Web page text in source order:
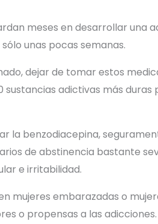
meses en desarrollar una
unas pocas semanas.
dejar de tomar estos
sustancias adictivas más
la benzodiacepina,
de abstinencia bastante
e irritabilidad.
mujeres embarazadas o
o propensas a las